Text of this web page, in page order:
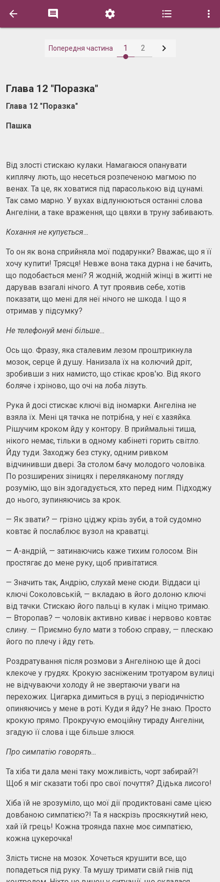
    
Попередня частина 1 2 
Глава 12 "Поразка"
Глава 12 "Поразка"
Пашка
Від злості стискаю кулаки. Намагаюся опанувати
киплячу лють, що несеться розпеченою магмою по
венах. Та це, як ховатися під парасолькою від цунамі.
Так само марно. У вухах відлунюються останні слова
Ангеліни, а таке враження, що цвяхи в труну забивають.
Кохання не купується…
То он як вона сприйняла мої подарунки? Вважає, що я її
хочу купити! Трясця! Невже вона така дурна і не бачить,
що подобається мені? Я жодній, жодній жінці в житті не
дарував взагалі нічого. А тут проявив себе, хотів
показати, що мені для неї нічого не шкода. І що я
отримав у підсумку?
Не телефонуй мені більше…
Ось що. Фразу, яка сталевим лезом проштрикнула
мозок, серце й душу. Нанизала їх на колючий дріт,
зробивши з них намисто, що стікає кров'ю. Від якого
боляче і хріново, що очі на лоба лізуть.
Рука й досі стискає ключі від іномарки. Ангеліна не
взяла їх. Мені ця тачка не потрібна, у неї є хазяйка.
Рішучим кроком йду у контору. В приймальні тиша,
нікого немає, тільки в одному кабінеті горить світло.
Йду туди. Заходжу без стуку, одним ривком
відчинивши двері. За столом бачу молодого чоловіка.
По розширених зіницях і переляканому погляду
розумію, що він здогадується, хто перед ним. Підходжу
до нього, зупиняючись за крок.
— Як звати? — грізно ціджу крізь зуби, а той судомно
ковтає й послаблює вузол на краватці.
— А-андрій, — затинаючись каже тихим голосом. Він
простягає до мене руку, щоб привітатися.
— Значить так, Андрію, слухай мене сюди. Віддаси ці
ключі Соколовській, — вкладаю в його долоню ключі
від тачки. Стискаю його пальці в кулак і міцно тримаю.
— Второпав? — чоловік активно киває і нервово ковтає
слину. — Приємно було мати з тобою справу, — плескаю
його по плечу і йду геть.
Роздратування після розмови з Ангеліною ще й досі
клекоче у грудях. Крокую засніженим тротуаром вулиці
не відчуваючи холоду й не звертаючи уваги на
перехожих. Цигарка димиться в руці, з періодичністю
опиняючись у мене в роті. Куди я йду? Не знаю. Просто
крокую прямо. Прокручую емоційну тираду Ангеліни,
згадую її слова і ще більше злюся.
Про симпатію говорять…
Та хіба ти дала мені таку можливість, чорт забирай?!
Щоб я міг сказати тобі про свої почуття? Дідька лисого!
Хіба їй не зрозуміло, що мої дії продиктовані саме цією
довбаною симпатією?! Та я наскрізь просякнутий нею,
хай їй грець! Кожна троянда пахне моє симпатією,
кожна цукерочка!
Злість тисне на мозок. Хочеться крушити все, що
попадеться під руку. Та мушу тримати свій гнів під